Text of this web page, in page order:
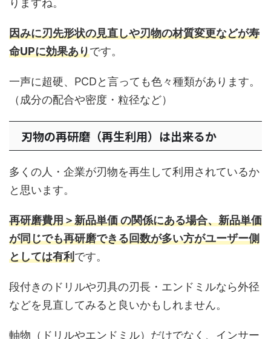
りますね。
因みに刃先形状の見直しや刃物の材質変更などが寿
命UPに効果ありです。
一声に超硬、PCDと言っても色々種類があります。
（成分の配合や密度・粒径など）
刃物の再研磨（再生利用）は出来るか
多くの人・企業が刃物を再生して利用されているか
と思います。
再研磨費用＞新品単価 の関係にある場合、新品単価
が同じでも再研磨できる回数が多い方がユーザー側
としては有利です。
段付きのドリルや刃具の刃長・エンドミルなら外径
などを見直してみると良いかもしれません。
軸物（ドリルやエンドミル）だけでなく、インサー